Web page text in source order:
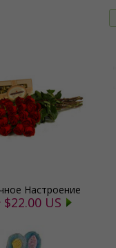
Настроение
$22.00 US